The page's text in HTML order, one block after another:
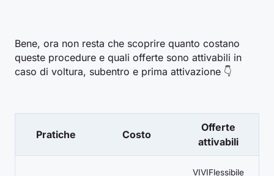
Bene, ora non resta che scoprire quanto costano
queste procedure e quali offerte sono attivabili in
caso di voltura, subentro e prima attivazione 👇
Pratiche Costo
Offerte
attivabili
VIVIFlessibile